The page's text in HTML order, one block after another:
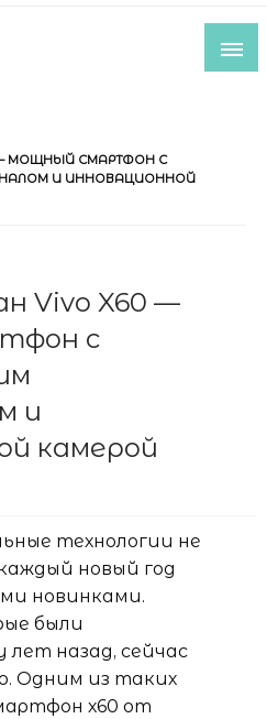
— МОЩНЫЙ СМАРТФОН С
И ИННОВАЦИОННОЙ
Vivo X60 —
с
и
камерой
технологии не
новый год
новинками.
были
назад, сейчас
Одним из таких
х60 от